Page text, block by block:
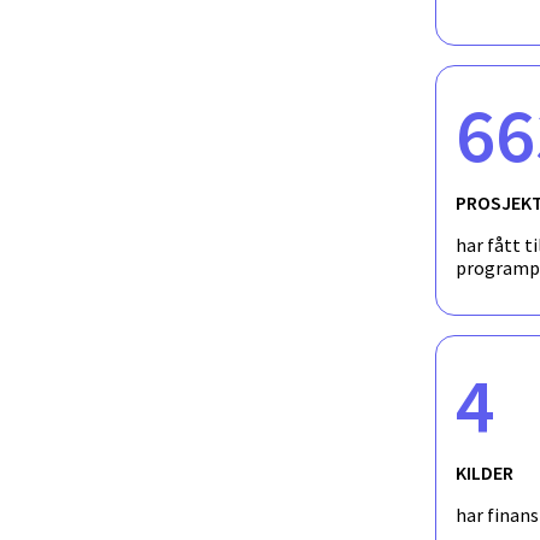
har fått
4
KILDER
har